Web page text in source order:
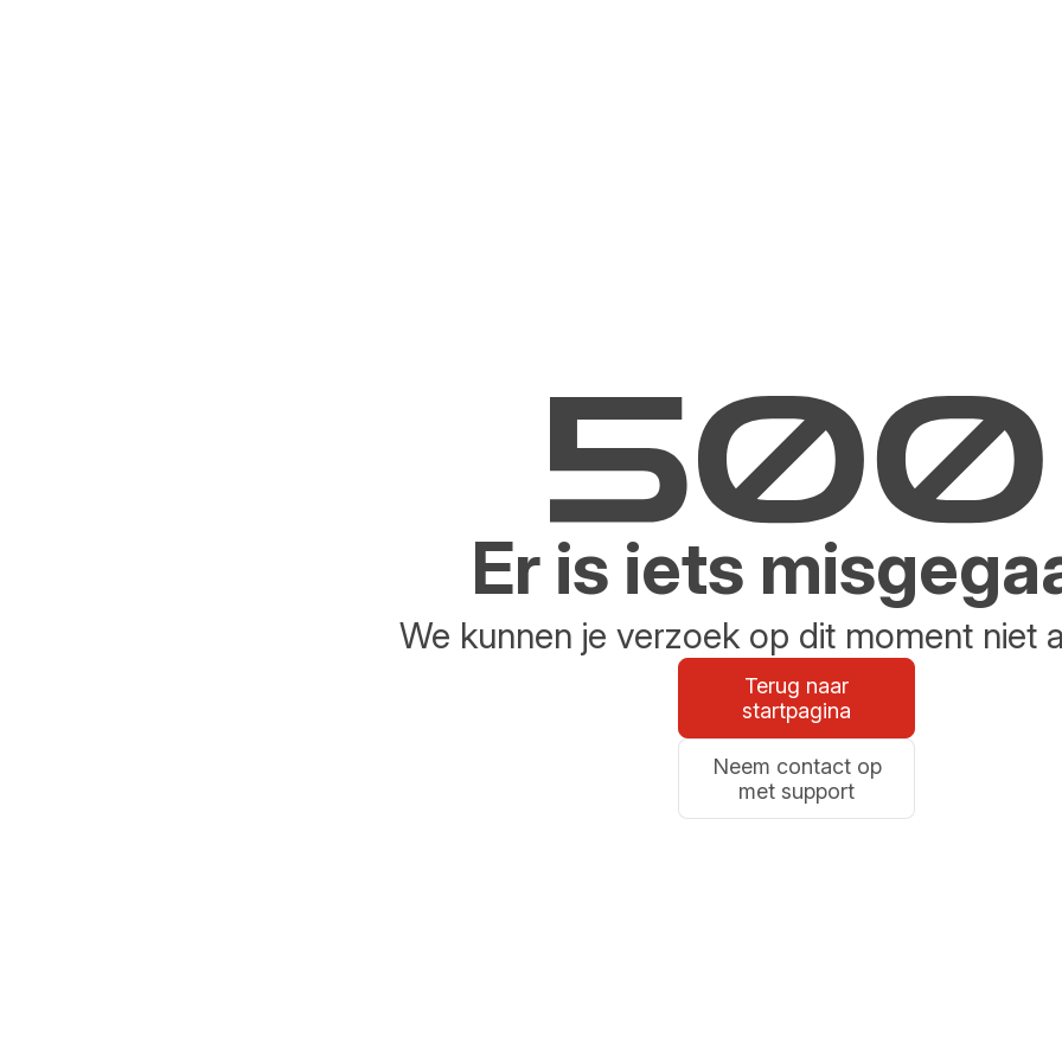
Er is iets
We kunnen je verzoek op dit moment niet
Terug naar
startpagina
Neem contact op
met support